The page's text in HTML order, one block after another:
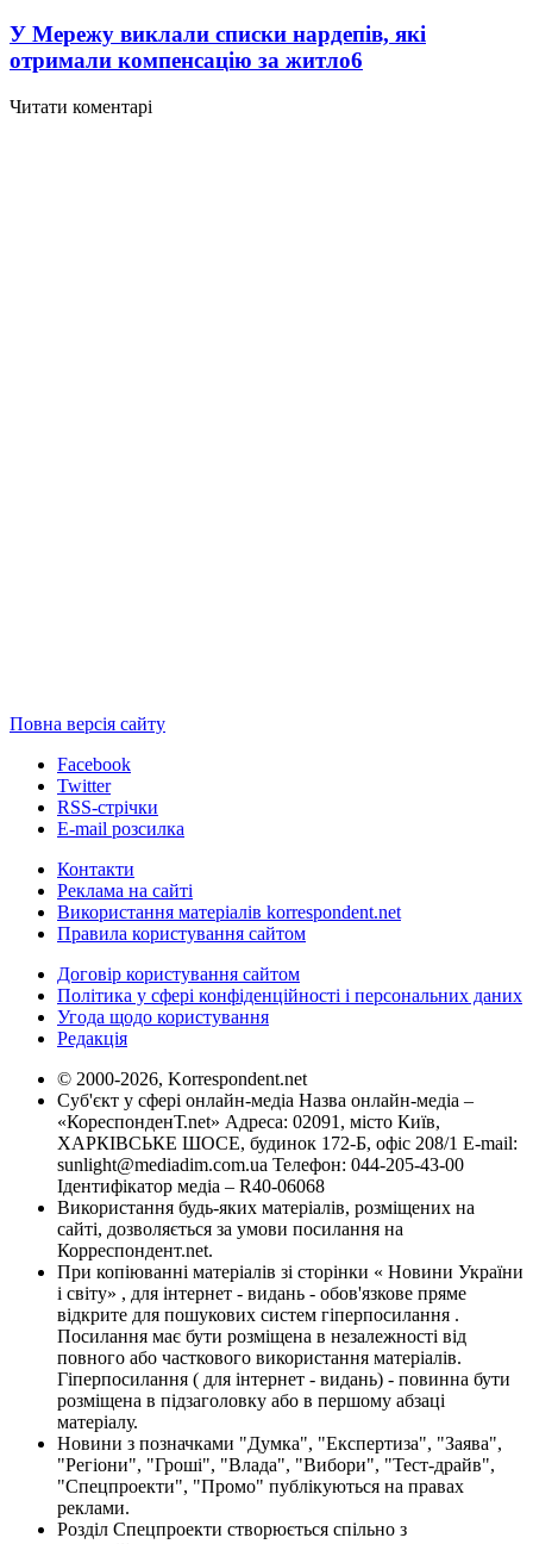
У Мережу виклали списки нардепів, які
отримали компенсацію за житло6
Читати коментарі
Повна версія сайту
Facebook
Twitter
RSS-стрічки
E-mail розсилка
Контакти
Реклама на сайті
Використання матеріалів korrespondent.net
Правила користування сайтом
Договір користування сайтом
Політика у сфері конфіденційності і персональних даних
Угода щодо користування
Редакція
© 2000-2026, Korrespondent.net
Суб'єкт у сфері онлайн-медіа Назва онлайн-медіа –
«КореспонденТ.net» Адреса: 02091, місто Київ,
ХАРКІВСЬКЕ ШОСЕ, будинок 172-Б, офіс 208/1 E-mail:
sunlight@mediadim.com.ua Телефон: 044-205-43-00
Ідентифікатор медіа – R40-06068
Використання будь-яких матеріалів, розміщених на
сайті, дозволяється за умови посилання на
Корреспондент.net.
При копіюванні матеріалів зі сторінки « Новини України
і світу» , для інтернет - видань - обов'язкове пряме
відкрите для пошукових систем гіперпосилання .
Посилання має бути розміщена в незалежності від
повного або часткового використання матеріалів.
Гіперпосилання ( для інтернет - видань) - повинна бути
розміщена в підзаголовку або в першому абзаці
матеріалу.
Новини з позначками "Думка", "Експертиза", "Заява",
"Регіони", "Гроші", "Влада", "Вибори", "Тест-драйв",
"Спецпроекти", "Промо" публікуються на правах
реклами.
Розділ Спецпроекти створюється спільно з